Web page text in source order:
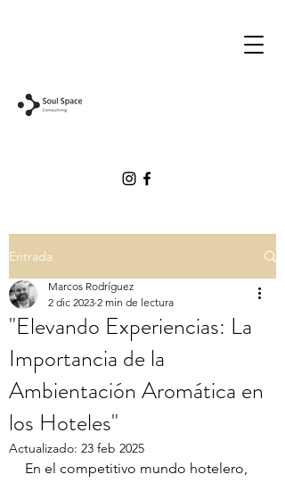
Entrada
"Elevando Experiencias: La
Importancia de la
Ambientación Aromática en
los Hoteles"
Marcos Rodríguez
2 dic 2023 2 min de lectura
Actualizado: 23 feb 2025
En el competitivo mundo hotelero,